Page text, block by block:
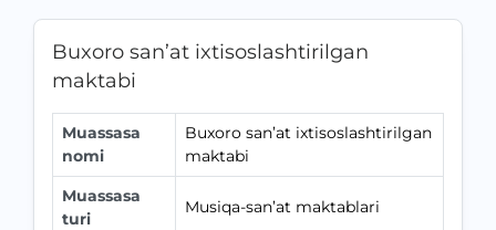
Buxoro san’at ixtisoslashtirilgan
maktabi
Muassasa
nomi
Buxoro san’at ixtisoslashtirilgan
maktabi
Muassasa
turi
Musiqa-san’at maktablari